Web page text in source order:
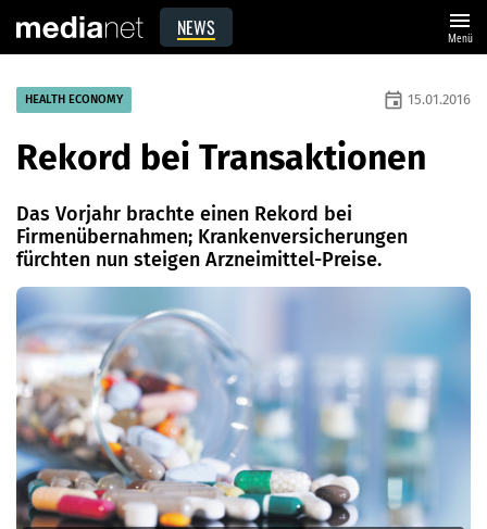
NEWS menu
Menü
HEALTH ECONOMY event 15.01.2016
Rekord bei Transaktionen
Das Vorjahr brachte einen Rekord bei
Firmenübernahmen; Kranken­versicherungen
fürchten nun steigen Arzneimittel-Preise.